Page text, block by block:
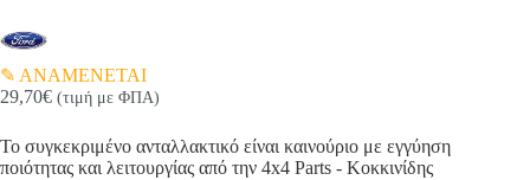
ΑΝΑΜΕΝΕΤΑΙ
29,70€ (τιμή με ΦΠΑ)
Το συγκεκριμένο ανταλλακτικό είναι καινούριο με εγγύηση
ποιότητας και λειτουργίας από την 4x4 Parts - Κοκκινίδης